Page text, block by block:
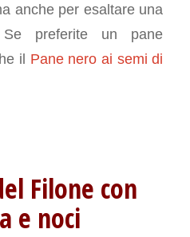
anche per esaltare una
Se preferite un pane
il Pane nero ai semi di
Filone con
e noci